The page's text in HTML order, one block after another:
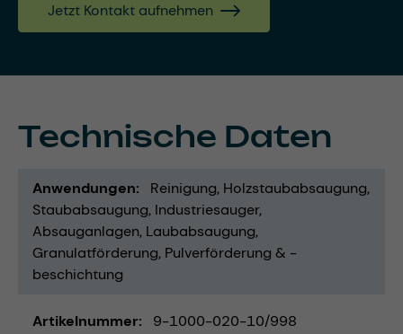
Jetzt Kontakt aufnehmen
Technische Daten
Anwendungen Reinigung Holzstaubabsaugung
Staubabsaugung Industriesauger
Absauganlagen Laubabsaugung
Granulatförderung Pulverförderung & -
beschichtung
Artikelnummer 9-1000-020-10/998